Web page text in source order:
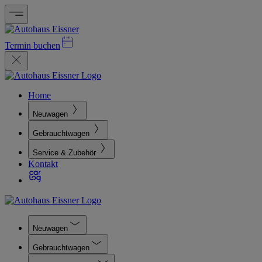
Termin buchen
Home
Neuwagen
Gebrauchtwagen
Service & Zubehör
Kontakt
Neuwagen
Gebrauchtwagen